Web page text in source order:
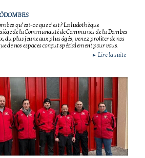
qu’est-ce que c’est ? La ludothèque
de la Communauté de Communes de la Dombes
du plus jeune aux plus âgés, venez profiter de nos
de nos espaces conçut spécialement pour vous.
► Lire la suite